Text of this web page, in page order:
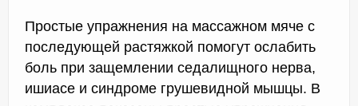
Простые упражнения на массажном мяче с
последующей растяжкой помогут ослабить
боль при защемлении седалищного нерва,
ишиасе и синдроме грушевидной мышцы. В